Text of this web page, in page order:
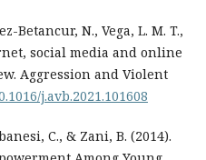
Betancur, N., Vega, L. M. T.,
social media and online
Aggression and Violent
j.avb.2021.101608
C., & Zani, B. (2014).